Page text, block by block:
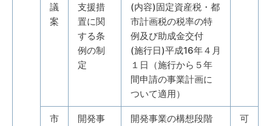
議
案
支援措
置に関
する条
例の制
定
(内容)固定資産税・都
市計画税の税率の特
例及び助成金交付
(施行日)平成16年４月
１日（施行から５年
間申請の事業計画に
ついて適用）
市
開発事
開発事業の構想段階
可